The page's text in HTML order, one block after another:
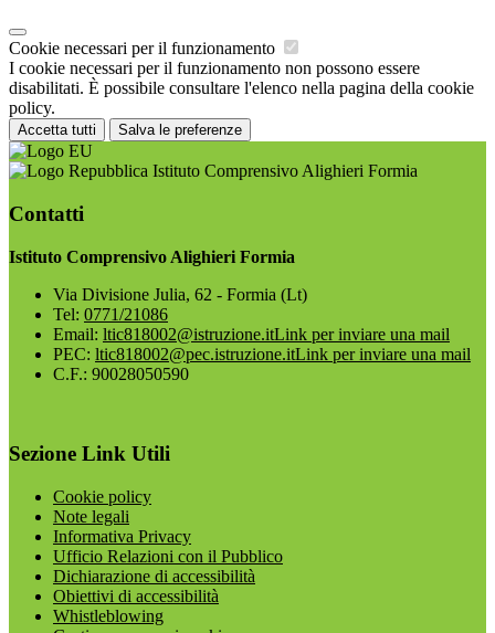
Cookie necessari per il funzionamento
I cookie necessari per il funzionamento non possono essere
disabilitati. È possibile consultare l'elenco nella pagina della cookie
policy.
Accetta tutti Salva le preferenze
Istituto Comprensivo Alighieri Formia
Contatti
Istituto Comprensivo Alighieri Formia
Via Divisione Julia, 62 - Formia (Lt)
Tel: 0771/21086
Email: ltic818002@istruzione.itLink per inviare una mail
PEC: ltic818002@pec.istruzione.itLink per inviare una mail
C.F.: 90028050590
Sezione Link Utili
Cookie policy
Note legali
Informativa Privacy
Ufficio Relazioni con il Pubblico
Dichiarazione di accessibilità
Obiettivi di accessibilità
Whistleblowing